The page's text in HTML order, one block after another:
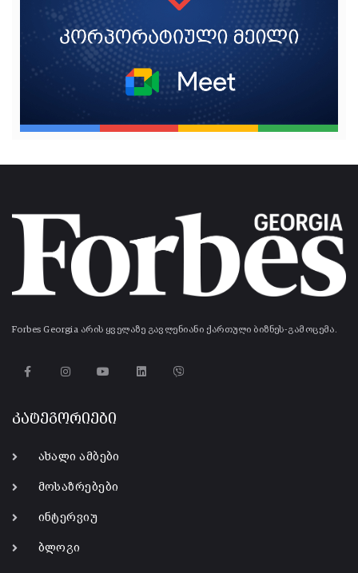
Forbes Georgia არის ყველაზე გავლენიანი ქართული ბიზნეს-გამოცემა.
კატეგორიები
ახალი ამბები
მოსაზრებები
ინტერვიუ
ბლოგი